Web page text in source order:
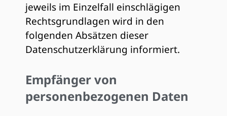
jeweils im Einzelfall einschlägigen
Rechtsgrundlagen wird in den
folgenden Absätzen dieser
Datenschutzerklärung informiert.
Empfänger von
personenbezogenen Daten